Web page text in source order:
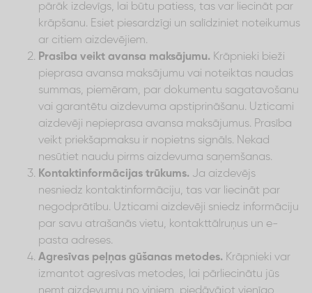
pārāk izdevīgs, lai būtu patiess, tas var liecināt par
krāpšanu. Esiet piesardzīgi un salīdziniet noteikumus
ar citiem aizdevējiem.
Prasība veikt avansa maksājumu. Krāpnieki bieži
pieprasa avansa maksājumu vai noteiktas naudas
summas, piemēram, par dokumentu sagatavošanu
vai garantētu aizdevuma apstiprināšanu. Uzticami
aizdevēji nepieprasa avansa maksājumus. Prasība
veikt priekšapmaksu ir nopietns signāls. Nekad
nesūtiet naudu pirms aizdevuma saņemšanas.
Kontaktinformācijas trūkums. Ja aizdevējs
nesniedz kontaktinformāciju, tas var liecināt par
negodprātību. Uzticami aizdevēji sniedz informāciju
par savu atrašanās vietu, kontakttālruņus un e-
pasta adreses.
Agresīvas peļņas gūšanas metodes. Krāpnieki var
izmantot agresīvas metodes, lai pārliecinātu jūs
ņemt aizdevumu no viņiem, piedāvājot vienīgo